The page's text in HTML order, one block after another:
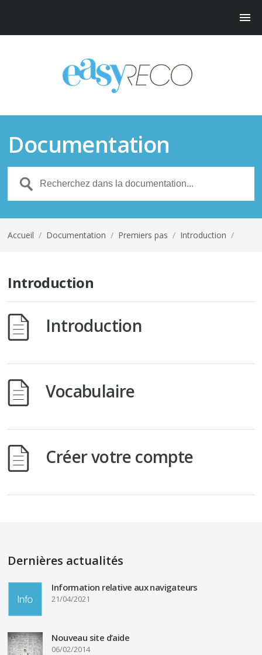
Documentation
Accueil / Documentation / Premiers pas / Introduction /
Introduction
Introduction
Vocabulaire
Créer votre compte
Dernières actualités
Information relative aux navigateurs
21/04/2021
Nouveau site d’aide
06/02/2014